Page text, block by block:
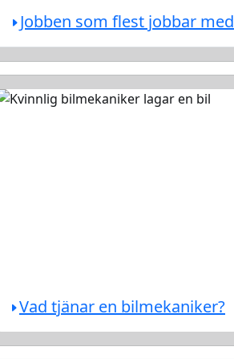
Jobben som flest jobbar med
Vad tjänar en bilmekaniker?